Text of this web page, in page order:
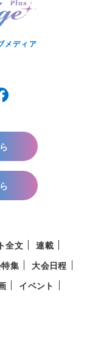
メディア
全文
連載
集
大会日程
イベント